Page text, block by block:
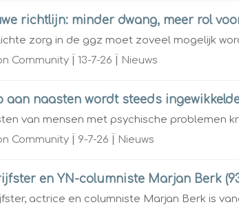
richtlijn: minder dwang, meer rol
zorg in de ggz moet zoveel mogelijk
Community
13-7-26 Nieuws
aan naasten wordt steeds
van mensen met psychische problemen
Community
9-7-26 Nieuws
en YN-columniste Marjan Berk
actrice en columniste Marjan Berk is